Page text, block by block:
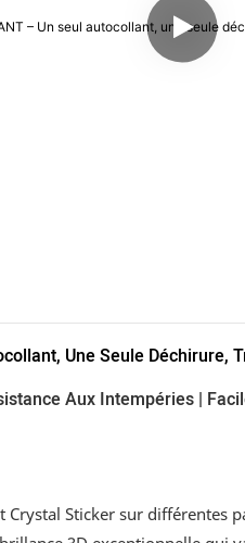
Une Seule
Aux Intempéries |
Sticker sur différentes